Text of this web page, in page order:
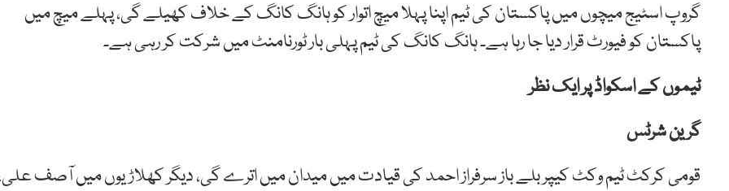
گروپاسٹیجمیچوںمیںپاکستانکیٹیماپناپہلامیچاتوارکوہانگکانگکےخلافکھیلےگی، پہلے میچ میں
پاکستان کو فیورٹ قرار دیا جا رہا ہے۔ ہانگ کانگ کی ٹیم پہلی بار ٹورنامنٹ میں شرکت کر رہی ہے۔
ٹیموں کے اسکواڈ پر ایک نظر
گرین شرٹس
قومی کرکٹ ٹیم وکٹ کیپر بلے باز سرفراز احمد کی قیادت میں میدان میں اترے گی، دیگر کھلاڑیوں میں آصف